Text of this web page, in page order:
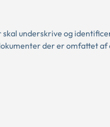
underskrive og
der er omfattet